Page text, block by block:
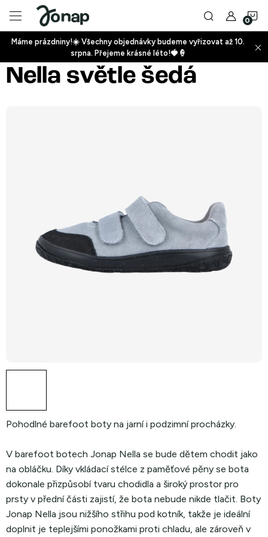
obsah
+
Máme prázdniny!☀️ Všechny objednávky budeme vyřizovat až 10.
srpna. Přejeme krásné léto!🍓🍦
Nella světle šedá
Pohodlné barefoot boty na jarní i podzimní procházky.
V barefoot botech Jonap Nella se bude dětem chodit jako
na obláčku. Díky vkládací stélce z paměťové pěny se bota
dokonale přizpůsobí tvaru chodidla a široký prostor pro
prsty v přední části zajistí, že bota nebude nikde tlačit. Boty
Jonap Nella jsou nižšího střihu pod kotník, takže je ideální
doplnit je teplejšími ponožkami proti chladu, ale zároveň v